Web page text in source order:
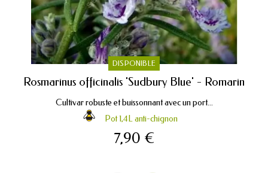
DISPONIBLE
Rosmarinus officinalis 'Sudbury Blue' - Romarin
Cultivar robuste et buissonnant avec un port...
Pot 1,4L anti-chignon
7,90 €